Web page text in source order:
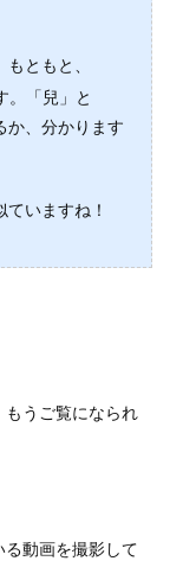
ともと、
「兒」と
か、分かります
いますね！
うご覧になられ
動画を撮影して